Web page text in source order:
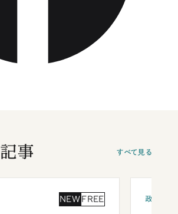
事 すべて見る
NEW FREE 政治